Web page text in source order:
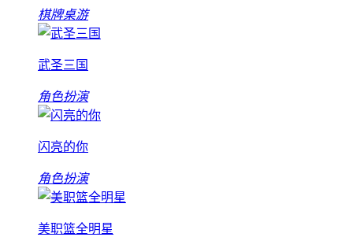
棋牌桌游
武圣三国
角色扮演
闪亮的你
角色扮演
美职篮全明星